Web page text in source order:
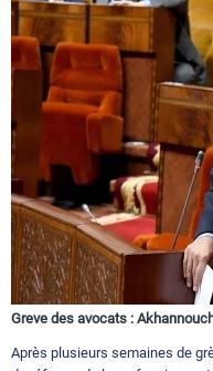
Greve des avocats :
Après plusieurs semaines de